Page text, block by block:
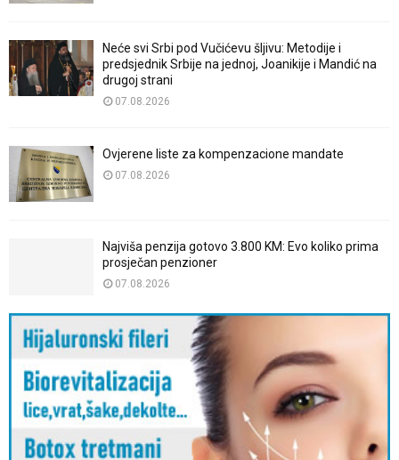
Neće svi Srbi pod Vučićevu šljivu: Metodije i
predsjednik Srbije na jednoj, Joanikije i Mandić na
drugoj strani
07.08.2026
Ovjerene liste za kompenzacione mandate
07.08.2026
Najviša penzija gotovo 3.800 KM: Evo koliko prima
prosječan penzioner
07.08.2026